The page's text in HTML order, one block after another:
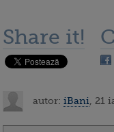
Share it!
autor: iBani , 21